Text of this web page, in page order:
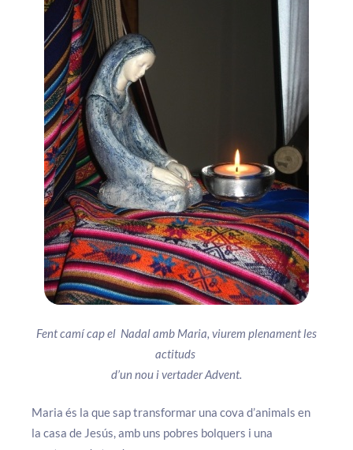
Contacte
Fent camí cap el Nadal amb Maria, viurem plenament les
actituds
d’un nou i vertader Advent.
Maria és la que sap transformar una cova d’animals en
la casa de Jesús, amb uns pobres bolquers i una